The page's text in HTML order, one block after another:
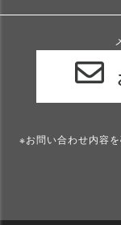
※お問い合わせ内容